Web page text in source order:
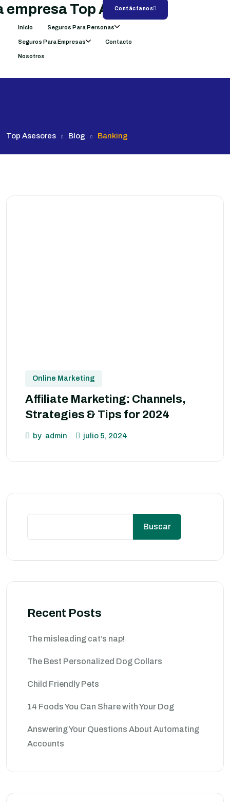
Inicio Seguros Para Personas
Seguros Para Empresas Contacto
Nosotros
Contáctanos
Top Asesores Blog Banking
Online Marketing
Affiliate Marketing: Channels,
Strategies & Tips for 2024
by admin julio 5, 2024
Buscar
Recent Posts
The misleading cat’s nap!
The Best Personalized Dog Collars
Child Friendly Pets
14 Foods You Can Share with Your Dog
Answering Your Questions About Automating
Accounts